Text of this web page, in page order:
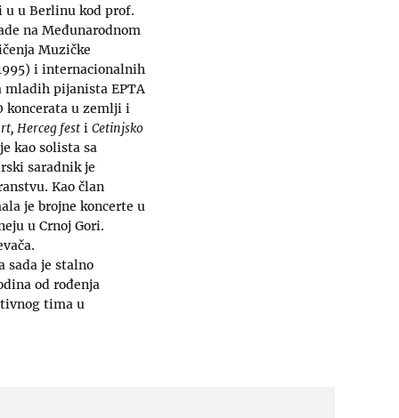
u u Berlinu kod prof.
na Međunarodnom
Muzičke
i internacionalnih
mladih pijanista EPTA
koncerata u zemlji i
Herceg fest i Cetinjsko
kao solista sa
saradnik je
Kao član
je brojne koncerte u
u Crnoj Gori.
sada je stalno
od rođenja
tima u